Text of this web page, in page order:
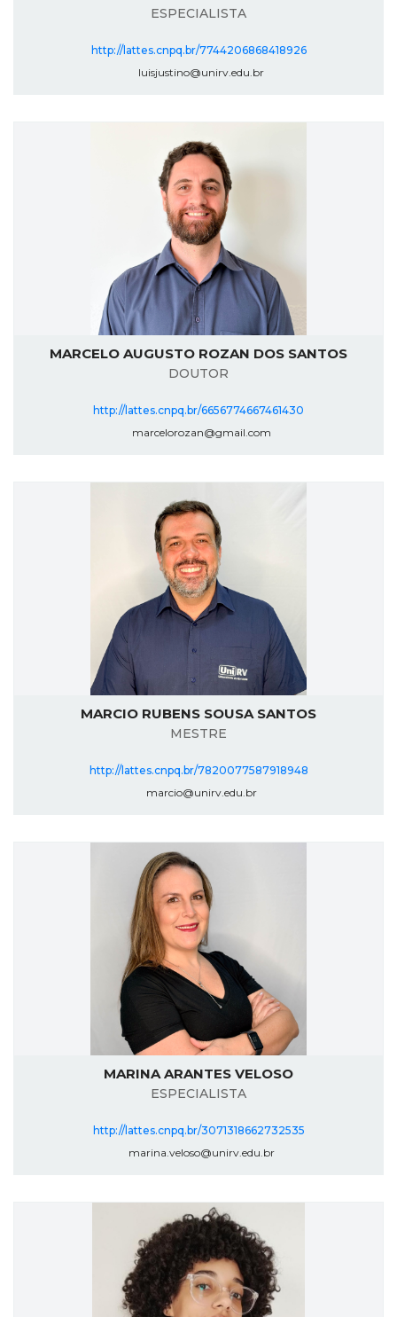
ESPECIALISTA
http://lattes.cnpq.br/7744206868418926
luisjustino@unirv.edu.br
MARCELO AUGUSTO ROZAN DOS SANTOS
DOUTOR
http://lattes.cnpq.br/6656774667461430
marcelorozan@gmail.com
MARCIO RUBENS SOUSA SANTOS
MESTRE
http://lattes.cnpq.br/7820077587918948
marcio@unirv.edu.br
MARINA ARANTES VELOSO
ESPECIALISTA
http://lattes.cnpq.br/3071318662732535
marina.veloso@unirv.edu.br